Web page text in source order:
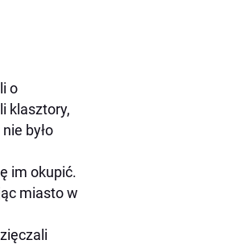
o
klasztory,
było
im okupić.
miasto w